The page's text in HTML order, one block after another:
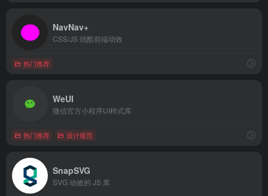
NavNav+
CSS/JS 炫酷前端动效
热门推荐
WeUI
微信官方小程序UI样式库
热门推荐 设计规范
SnapSVG
SVG 动效的 JS 库